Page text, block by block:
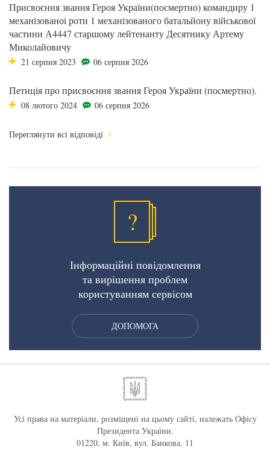
Присвоєння звання Героя України(посмертно) командиру 1
механізованоі роти 1 механізованого батальйону військової
частини А4447 старшому лейтенанту Десятнику Артему
Миколайовичу
21 серпня 2023 06 серпня 2026
Петиція про присвоєння звання Героя України (посмертно).
08 лютого 2024 06 серпня 2026
Переглянути всі відповіді
?
Інформаційні повідомлення
та вирішення проблем
користуванням сервісом
ДОПОМОГА
Усі права на матеріали, розміщені на цьому сайті, належать Офісу
Президента України.
01220, м. Київ, вул. Банкова, 11